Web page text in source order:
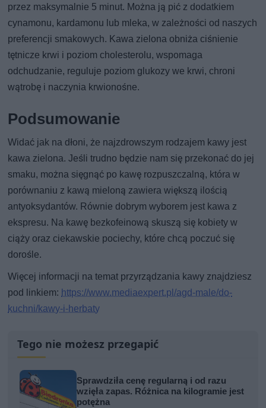
przez maksymalnie 5 minut. Można ją pić z dodatkiem
cynamonu, kardamonu lub mleka, w zależności od naszych
preferencji smakowych. Kawa zielona obniża ciśnienie
tętnicze krwi i poziom cholesterolu, wspomaga
odchudzanie, reguluje poziom glukozy we krwi, chroni
wątrobę i naczynia krwionośne.
Podsumowanie
Widać jak na dłoni, że najzdrowszym rodzajem kawy jest
kawa zielona. Jeśli trudno będzie nam się przekonać do jej
smaku, można sięgnąć po kawę rozpuszczalną, która w
porównaniu z kawą mieloną zawiera większą ilością
antyoksydantów. Równie dobrym wyborem jest kawa z
ekspresu. Na kawę bezkofeinową skuszą się kobiety w
ciąży oraz ciekawskie pociechy, które chcą poczuć się
dorośle.
Więcej informacji na temat przyrządzania kawy znajdziesz
pod linkiem: https://www.mediaexpert.pl/agd-male/do-
kuchni/kawy-i-herbaty
Tego nie możesz przegapić
Sprawdziła cenę regularną i od razu
wzięła zapas. Różnica na kilogramie jest
potężna